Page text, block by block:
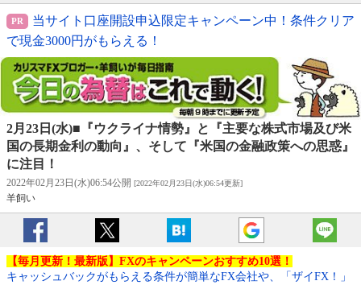
当サイト口座開設申込限定キャンペーン中！条件クリア
で現金3000円がもらえる！
2月23日(水)■『ウクライナ情勢』と『主要な株式市場及び米
国の長期金利の動向』、そして『米国の金融政策への思惑』
に注目！
2022年02月23日(水)06:54公開 [2022年02月23日(水)06:54更新]
羊飼い
【毎月更新！最新版】FXのキャンペーンおすすめ10選！
キャッシュバックがもらえる条件が簡単なFX会社や、「ザイFX！」